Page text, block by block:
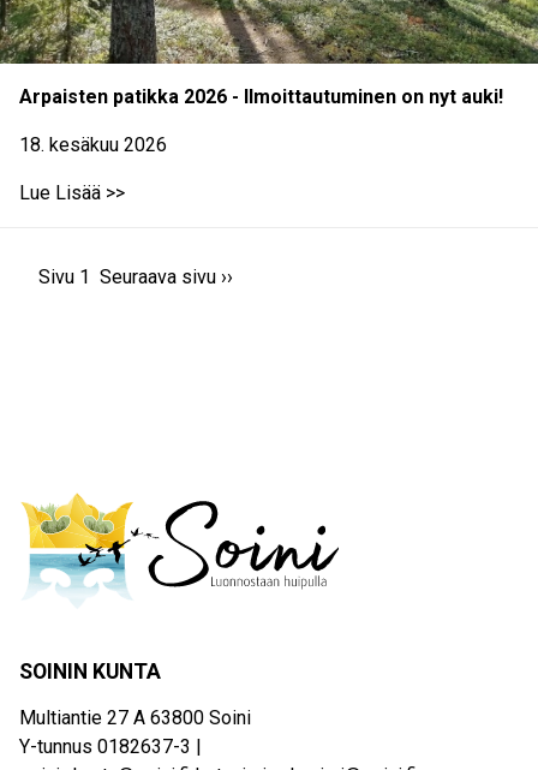
Arpaisten patikka 2026 - Ilmoittautuminen on nyt auki!
18. kesäkuu 2026
Lue Lisää >>
Sivu 1 Seuraava
Seuraava sivu ››
SOININ KUNTA
Multiantie 27 A 63800 Soini
Y-tunnus 0182637-3 |